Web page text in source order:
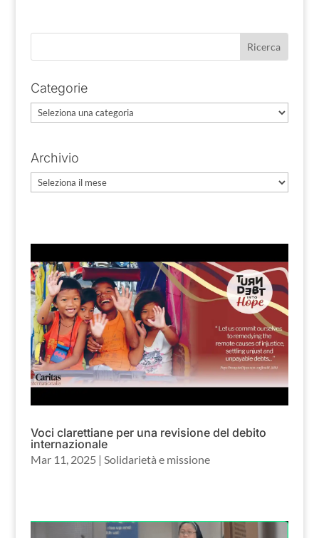
Categorie
Categorie
Archivio
Archivio
Voci clarettiane per una revisione del debito
internazionale
Mar 11, 2025 | Solidarietà e missione